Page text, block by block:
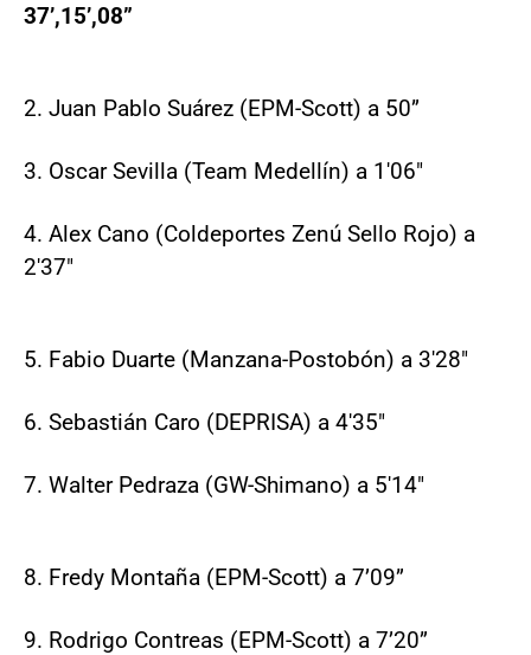
37’,15’,08”
2. Juan Pablo Suárez (EPM-Scott) a 50”
3. Oscar Sevilla (Team Medellín) a 1'06"
4. Alex Cano (Coldeportes Zenú Sello Rojo) a
2'37"
5. Fabio Duarte (Manzana-Postobón) a 3'28"
6. Sebastián Caro (DEPRISA) a 4'35"
7. Walter Pedraza (GW-Shimano) a 5'14"
8. Fredy Montaña (EPM-Scott) a 7’09”
9. Rodrigo Contreas (EPM-Scott) a 7’20”